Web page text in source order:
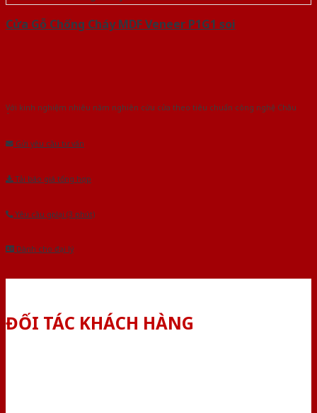
Cửa Gỗ Chống Cháy MDF Veneer P1G1 soi
Với kinh nghiệm nhiêu năm nghiên cứu cửa theo tiêu chuẩn công nghệ Châu
Gửi yêu cầu tư vấn
Tải báo giá tổng hợp
Yêu cầu gọi lại (3 phút)
Dành cho đại lý
ĐỐI TÁC KHÁCH HÀNG